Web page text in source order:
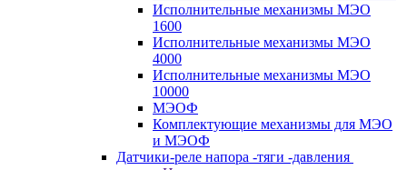
Исполнительные механизмы МЭО
1600
Исполнительные механизмы МЭО
4000
Исполнительные механизмы МЭО
10000
МЭОФ
Комплектующие механизмы для МЭО
и МЭОФ
Датчики-реле напора -тяги -давления